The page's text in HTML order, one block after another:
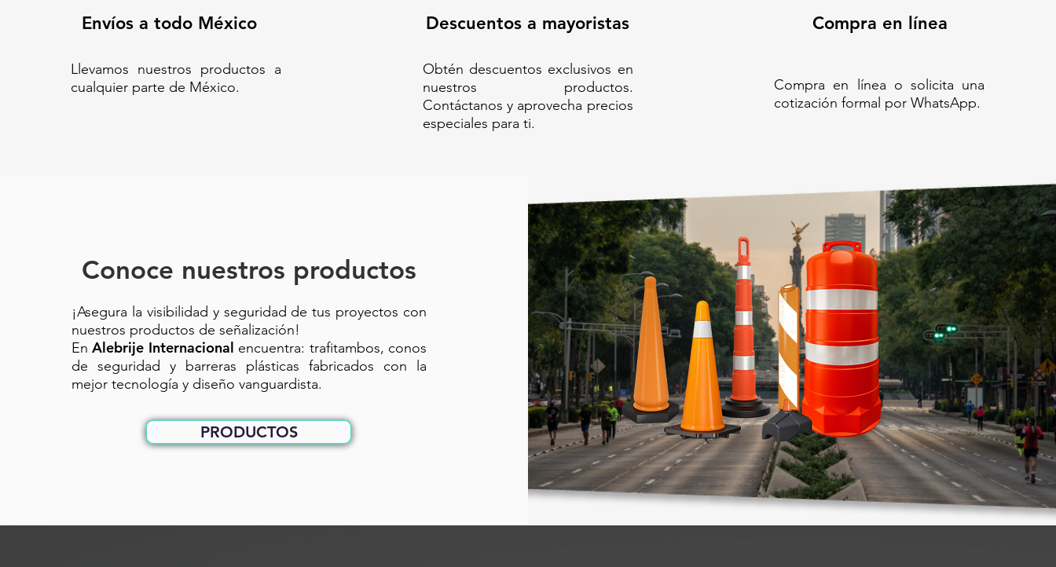
Envíos a todo México
Llevamos nuestros productos a
cualquier parte de México.
Descuentos a mayoristas
Obtén descuentos exclusivos en
nuestros productos.
Contáctanos y aprovecha precios
especiales para ti.
Compra en línea
Compra en línea o solicita una
cotización formal por WhatsApp.
Conoce nuestros productos
¡Asegura la visibilidad y seguridad de tus proyectos con
nuestros productos de señalización!
EnAlebrije Internacional encuentra: trafitambos, conos
de seguridad y barreras plásticas fabricados con la
mejor tecnología y diseño vanguardista.
PRODUCTOS